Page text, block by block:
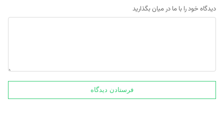
دیدگاه خود را با ما در میان بگذارید